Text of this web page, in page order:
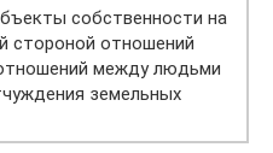
собственности на
стороной отношений
между людьми
земельных